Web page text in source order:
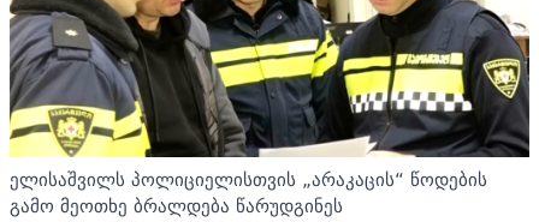
ელისაშვილს პოლიციელისთვის „არაკაცის“ წოდების
გამო მეოთხე ბრალდება წარუდგინეს